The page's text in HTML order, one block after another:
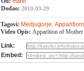
Dodao: 2010-03-29
Tagovi: Medjugorje,
Video Opis: Apparition of
Link:
Embed: